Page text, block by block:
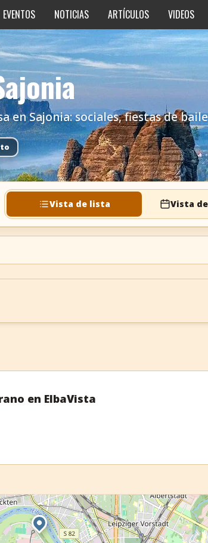
EVENTOS NOTICIAS ARTÍCULOS VIDEOS
en Sajonia: sociales, fiestas de
Vista de lista Vista
en ElbaVista